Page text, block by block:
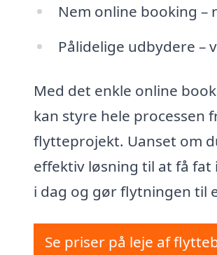
Nem online booking
Pålidelige udbydere
Med det enkle online
kan styre hele processen
flytteprojekt. Uanset om
effektiv løsning til at få fat
i dag og gør flytningen til
Se priser på leje af